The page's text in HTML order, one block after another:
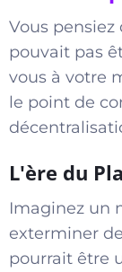
Vous
pouvait pas
vous à votre
le point de
L'ère du
Imaginez un
exterminer
pourrait être